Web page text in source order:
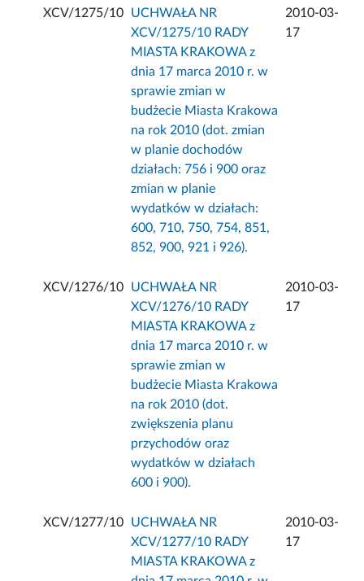
XCV/1275/10
UCHWAŁA NR
XCV/1275/10 RADY
MIASTA KRAKOWA z
dnia 17 marca 2010 r. w
sprawie zmian w
budżecie Miasta Krakowa
na rok 2010 (dot. zmian
w planie dochodów
działach: 756 i 900 oraz
zmian w planie
wydatków w działach:
600, 710, 750, 754, 851,
852, 900, 921 i 926).
2010-03-
17
XCV/1276/10
UCHWAŁA NR
XCV/1276/10 RADY
MIASTA KRAKOWA z
dnia 17 marca 2010 r. w
sprawie zmian w
budżecie Miasta Krakowa
na rok 2010 (dot.
zwiększenia planu
przychodów oraz
wydatków w działach
600 i 900).
2010-03-
17
XCV/1277/10
UCHWAŁA NR
XCV/1277/10 RADY
MIASTA KRAKOWA z
2010-03-
17